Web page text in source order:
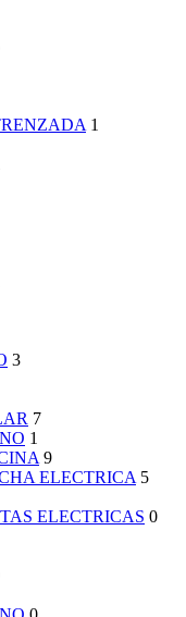
1
3
7
1
9
ELECTRICA 5
ELECTRICAS 0